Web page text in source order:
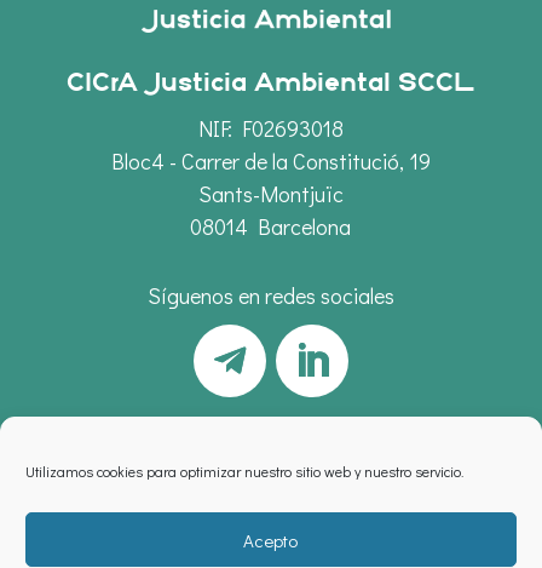
Utilizamos cookies para optimizar nuestro sitio web y nuestro servicio.
Acepto
CICrA Justicia Ambiental SCCL
NIF: F02693018
Bloc4 - Carrer de la Constitució, 19
Sants-Montjuïc
08014 Barcelona
Síguenos en redes sociales